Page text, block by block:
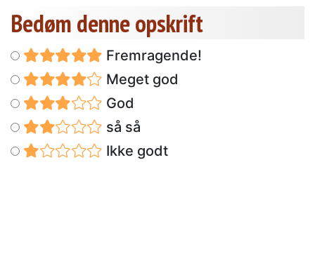
Bedøm denne opskrift
Fremragende!
Meget god
God
så så
Ikke godt